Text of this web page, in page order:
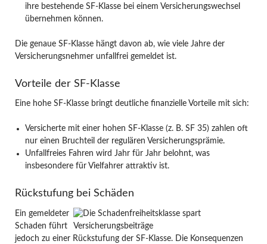
ihre bestehende SF-Klasse bei einem Versicherungswechsel
übernehmen können.
Die genaue SF-Klasse hängt davon ab, wie viele Jahre der
Versicherungsnehmer unfallfrei gemeldet ist.
Vorteile der SF-Klasse
Eine hohe SF-Klasse bringt deutliche finanzielle Vorteile mit sich:
Versicherte mit einer hohen SF-Klasse (z. B. SF 35) zahlen oft
nur einen Bruchteil der regulären Versicherungsprämie.
Unfallfreies Fahren wird Jahr für Jahr belohnt, was
insbesondere für Vielfahrer attraktiv ist.
Rückstufung bei Schäden
Ein gemeldeter
Schaden führt
jedoch zu einer Rückstufung der SF-Klasse. Die Konsequenzen